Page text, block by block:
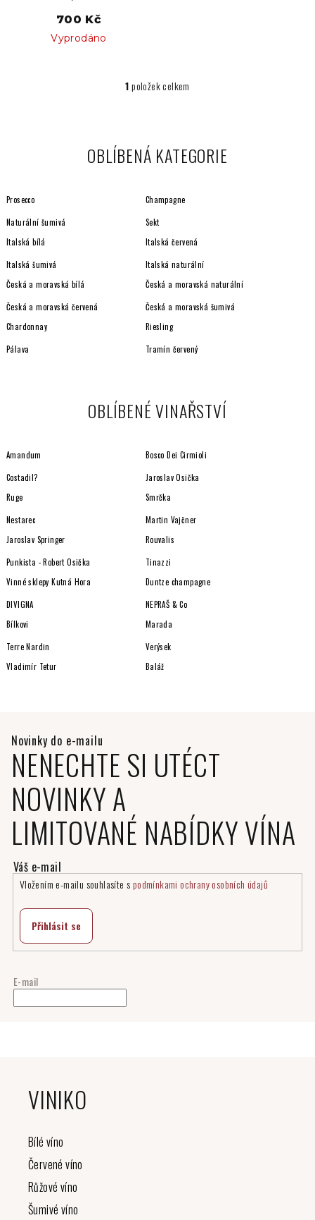
700 Kč
Vyprodáno
O
d
í
p
r
k
y
v
ý
p
i
1položek celkem
OBLÍBENÁ KATEGORIE
Prosecco Champagne
Naturální šumivá
Sekt
Italská bílá
Italská červená
Italská šumivá
Italská naturální
Česká a moravská bílá
Česká a moravská naturální
Česká a moravská červená
Česká a moravská šumivá
Chardonnay
Riesling
Pálava Tramín červený
OBLÍBENÉ VINAŘSTVÍ
Amandum Bosco Dei Cirmioli
Costadil?
Jaroslav Osička
Ruge
Smrčka
Nestarec
Martin Vajčner
Jaroslav Springer
Rouvalis
Punkista - Robert Osička
Tinazzi
Vinné sklepy Kutná Hora
Duntze champagne
DIVIGNA
NEPRAŠ & Co
Bílkovi
Marada
Terre Nardin
Verýsek
Vladimír Tetur
Baláž
NENECHTE SI UTÉCT
NOVINKY A
LIMITOVANÉ NABÍDKY VÍNA
E-mail
Vložením e-mailu souhlasíte s podmínkami ochrany osobních údajů
Přihlásit se
VINIKO
Bílé víno
Červené víno
Růžové víno
Šumivé víno